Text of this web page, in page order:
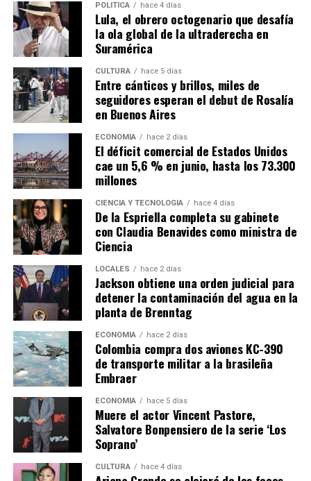
POLÍTICA hace 4 días
Lula, el obrero octogenario que desafía
la ola global de la ultraderecha en
Suramérica
CULTURA hace 5 días
Entre cánticos y brillos, miles de
seguidores esperan el debut de Rosalía
en Buenos Aires
ECONOMÍA hace 2 días
El déficit comercial de Estados Unidos
cae un 5,6 % en junio, hasta los 73.300
millones
CIENCIA Y TECNOLOGÍA hace 4 días
De la Espriella completa su gabinete
con Claudia Benavides como ministra de
Ciencia
LOCALES hace 2 días
Jackson obtiene una orden judicial para
detener la contaminación del agua en la
planta de Brenntag
ECONOMÍA hace 2 días
Colombia compra dos aviones KC-390
de transporte militar a la brasileña
Embraer
ECONOMÍA hace 5 días
Muere el actor Vincent Pastore,
Salvatore Bonpensiero de la serie ‘Los
Soprano’
CULTURA hace 4 días